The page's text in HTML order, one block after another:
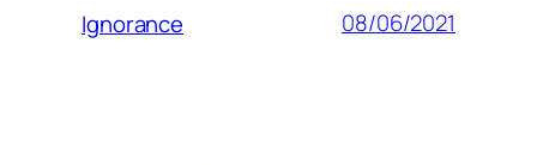
Ignorance 08/06/2021